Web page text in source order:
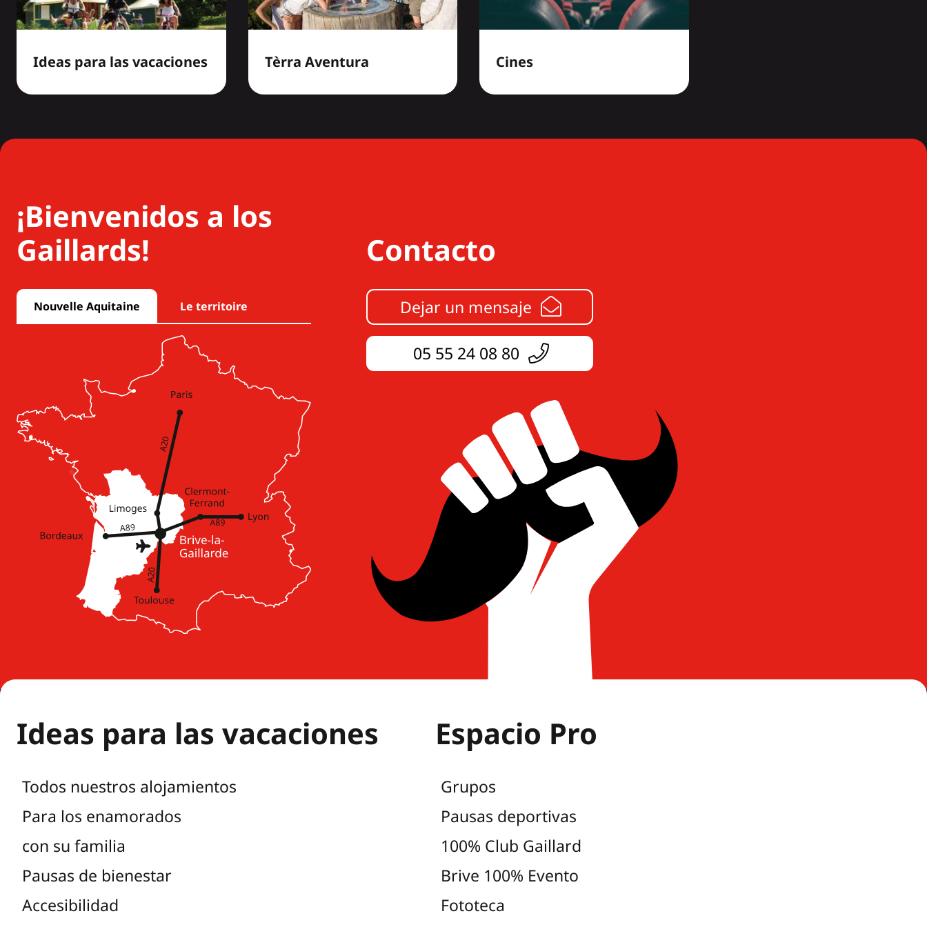
Ideas para las vacaciones Tèrra Aventura Cines
¡Bienvenidos a los
Gaillards!
Nouvelle Aquitaine Le territoire
Contacto
Dejar un mensaje
05 55 24 08 80
Ideas para las vacaciones
Todos nuestros alojamientos
Para los enamorados
con su familia
Pausas de bienestar
Accesibilidad
Espacio Pro
Grupos
Pausas deportivas
100% Club Gaillard
Brive 100% Evento
Fototeca